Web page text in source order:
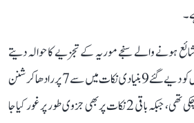
ہونے والے سنجے موریہ کے تجزیے کا حوالہ دیتے
ہوئے کہا کہ نیلیکنی ٹاسک فورس کو دیے گئے 9 بنیادی نکات میں سے 7 پر رادھاکرشنن
کمیٹی پہلے ہی مکمل طور پر کام کر چکی تھی، جبکہ باقی 2 نکات پر بھی جزوی طور پر غور کیا جا